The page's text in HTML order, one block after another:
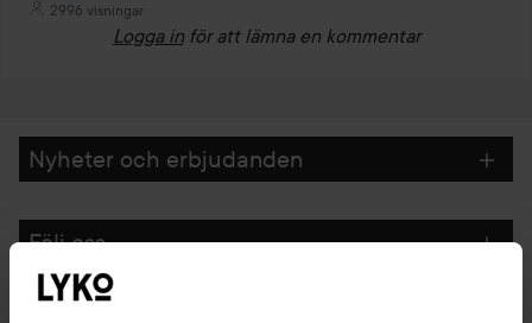
2996 visningar
Logga in för att lämna en kommentar
Nyheter och erbjudanden
Följ oss